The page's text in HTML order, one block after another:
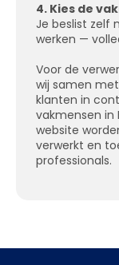
4. Kies de
Je beslist zelf
werken —
Voor de
wij samen met
klanten in
vakmensen in
website
verwerkt en
professionals.